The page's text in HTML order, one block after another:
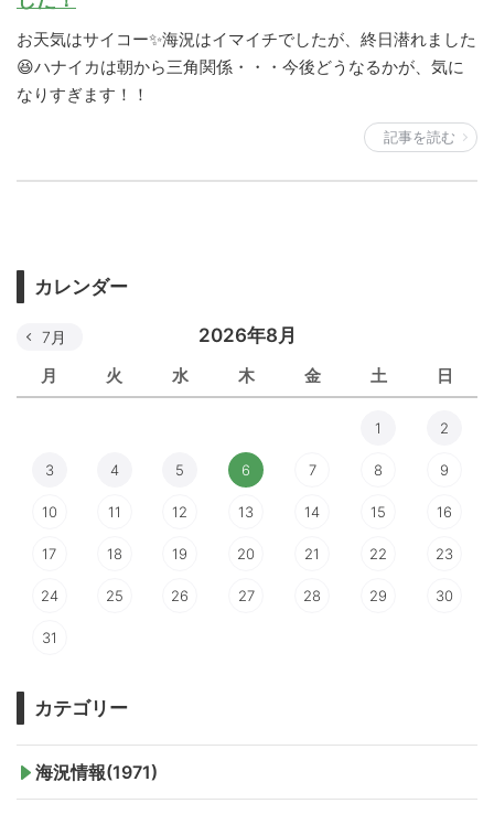
お天気はサイコー✨海況はイマイチでしたが、終日潜れました
😆ハナイカは朝から三角関係・・・今後どうなるかが、気に
なりすぎます！！
記事を読む
カレンダー
2026年8月
月 火 水 木 金 土 日
7月
1 2
3 4 5 6 7 8 9
10 11 12 13 14 15 16
17 18 19 20 21 22 23
24 25 26 27 28 29 30
31
カテゴリー
海況情報(1971)